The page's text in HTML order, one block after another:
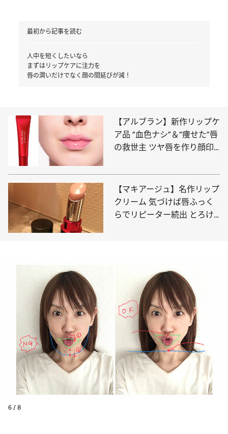
最初から記事を読む
人中を短くしたいなら
まずはリップケアに注力を
唇の潤いだけでなく顔の間延びが減！
【アルブラン】新作リップケ
ア品 “血色ナシ”＆“痩せた”唇
の救世主 ツヤ唇を作り顔印
【マキアージュ】名作リップ
クリーム 気づけば唇ふっく
らでリピーター続出 とろけ
6 / 8